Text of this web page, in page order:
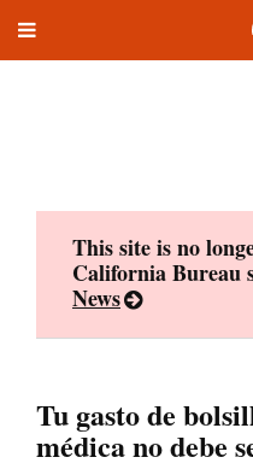
Toggle
This site is no
California Bureau
News
Tu gasto de
médica no debe